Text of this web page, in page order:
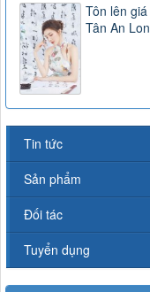
Tôn lên
Tân An
Tin tức
Sản phẩm
Đối tác
Tuyển dụng